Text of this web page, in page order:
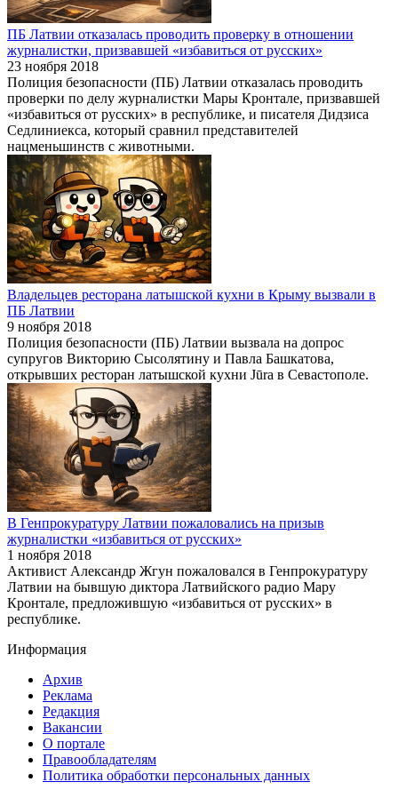
ПБ Латвии отказалась проводить проверку в отношении
журналистки, призвавшей «избавиться от русских»
23 ноября 2018
Полиция безопасности (ПБ) Латвии отказалась проводить
проверки по делу журналистки Мары Кронтале, призвавшей
«избавиться от русских» в республике, и писателя Дидзиса
Седлиниекса, который сравнил представителей
нацменьшинств с животными.
Владельцев ресторана латышской кухни в Крыму вызвали в
ПБ Латвии
9 ноября 2018
Полиция безопасности (ПБ) Латвии вызвала на допрос
супругов Викторию Сысолятину и Павла Башкатова,
открывших ресторан латышской кухни Jūra в Севастополе.
В Генпрокуратуру Латвии пожаловались на призыв
журналистки «избавиться от русских»
1 ноября 2018
Активист Александр Жгун пожаловался в Генпрокуратуру
Латвии на бывшую диктора Латвийского радио Мару
Кронтале, предложившую «избавиться от русских» в
республике.
Информация
Архив
Реклама
Редакция
Вакансии
О портале
Правообладателям
Политика обработки персональных данных